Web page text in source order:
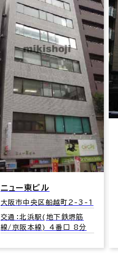
ニュー東ビル
大阪市中央区船越町2-3-1
交通：北浜駅(地下鉄堺筋
線/京阪本線) 4番口 8分